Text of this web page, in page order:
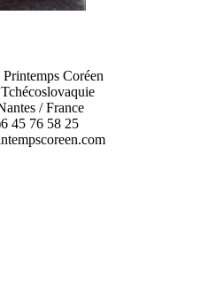
Coréen
/ France
45 76 58 25